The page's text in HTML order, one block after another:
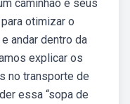
caminhão e seus
otimizar o
andar dentro da
explicar os
no transporte de
essa “sopa de